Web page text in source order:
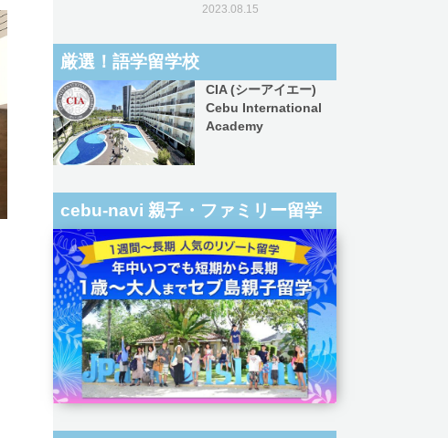
2023.08.15
厳選！語学留学校
CIA (シーアイエー)
Cebu International
Academy
cebu-navi 親子・ファミリー留学